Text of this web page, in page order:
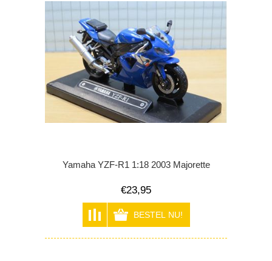
Yamaha YZF-R1 1:18 2003 Majorette
€23,95